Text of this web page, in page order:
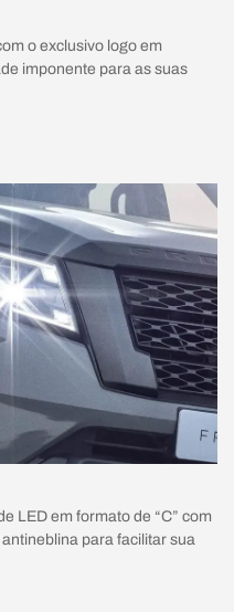
o exclusivo logo em
imponente para as suas
LED em formato de “C” com
para facilitar sua